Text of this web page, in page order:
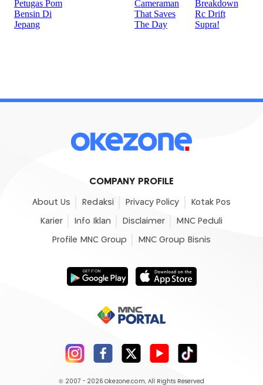
COMPANY PROFILE
About Us Redaksi Privacy Policy Kotak Pos
Karier Info Iklan Disclaimer MNC Peduli
Profile MNC Group MNC Group Bisnis
© 2007 - 2026 Okezone.com, All Rights Reserved